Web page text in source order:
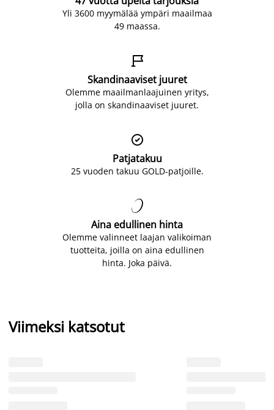
Yli 3600 myymälää ympäri maailmaa
49 maassa.

Skandinaaviset juuret
Olemme maailmanlaajuinen yritys,
jolla on skandinaaviset juuret.

Patjatakuu
25 vuoden takuu GOLD-patjoille.

Aina edullinen hinta
Olemme valinneet laajan valikoiman
tuotteita, joilla on aina edullinen
hinta. Joka päivä.
Viimeksi katsotut